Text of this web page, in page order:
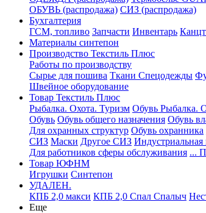
ОБУВЬ (распродажа) СИЗ (распродажа)
Бухгалтерия
ГСМ, топливо Запчасти Инвентарь
Материалы синтепон
Производство Текстиль Плюс
Работы по производству
Сырье для пошива Ткани Спецодежды
Швейное оборудование
Товар Текстиль Плюс
Рыбалка. Охота. Туризм Обувь Рыбалка.
Обувь Обувь общего назначения Обувь
Для охранных структур Обувь охранника
СИЗ Маски Другое СИЗ Индустриальная
Для работников сферы обслуживания ...
Товар ЮФНМ
Игрушки Синтепон
УДАЛЕН.
КПБ 2,0 макси КПБ 2,0 Спал Спалыч
Еще